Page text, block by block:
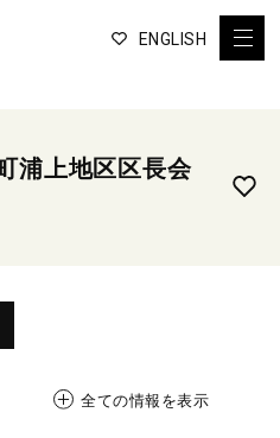
ENGLISH
浦上地区区長会
全ての情報を表示